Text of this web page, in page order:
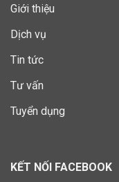
Giới thiệu
Dịch vụ
Tin tức
Tư vấn
Tuyển dụng
KẾT NỐI FACEBOOK